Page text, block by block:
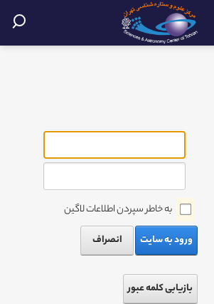
به خاطر سپردن اطلاعات لاگین
ورود به سایت
انصراف
بازیابی کلمه عبور